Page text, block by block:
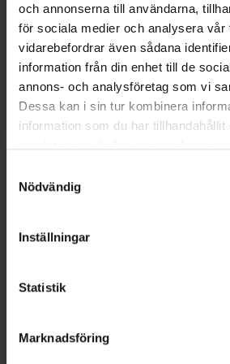
och annonserna till användarna,
för sociala medier och analysera vår
vidarebefordrar även sådana
information från din enhet till de
annons- och analysföretag som vi
Dessa kan i sin tur kombinera
information som du har tillhandahållit
återkalla ditt samtycke via
cookieinställningar. Ett återkallat
lagligheten av behandling som
Nödvändig
Inställningar
Statistik
Marknadsföring
st
Medicinteknisk produkt
Pris online
119 kr
KöpBeurer FT 09/1
Panodil 500 mg
oral lösning i dospåse,...
Läkemedel